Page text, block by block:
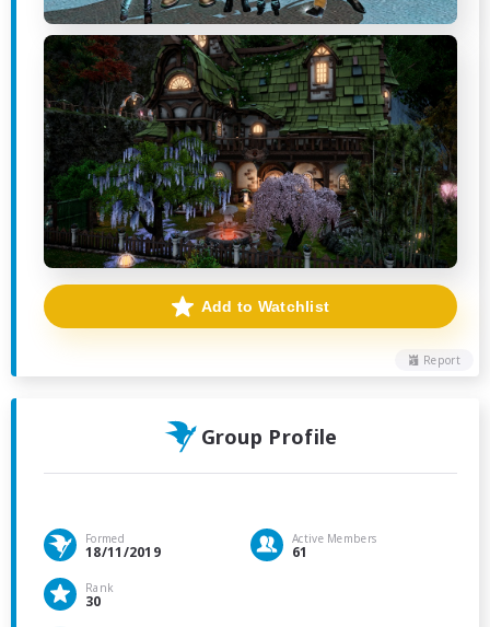
Report
Add to Watchlist
Group Profile
Formed
18/11/2019
Active Members
61
Rank
30